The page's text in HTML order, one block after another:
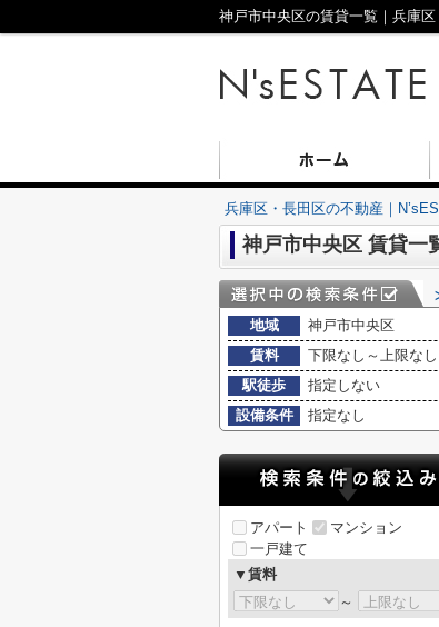
神戸市中央区の賃貸一覧｜兵庫
兵庫区・長田区の不動産｜
神戸市中央区 賃貸一
地域
神戸市中央区
賃料
下限なし～上限なし
駅徒歩
指定しない
設備条件
指定なし
アパート
マンション
一戸建て
▼賃料
～